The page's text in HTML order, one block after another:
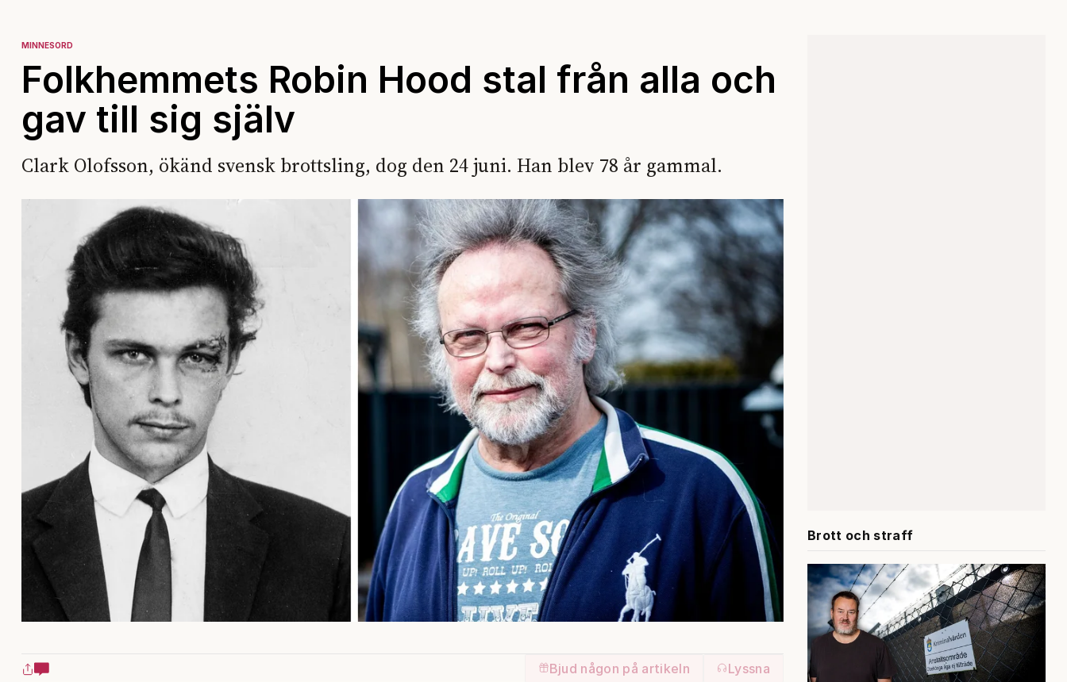
MINNESORD
Folkhemmets Robin Hood stal från alla och
gav till sig själv
Clark Olofsson, ökänd svensk brottsling, dog den 24 juni. Han blev 78 år gammal.
Bjud någon på artikeln Lyssna
Brott och straff